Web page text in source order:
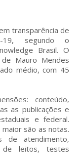
transparência de
segundo o
Brasil. O
Mauro Mendes
médio, com 45
conteúdo,
as publicações e
e federal.
são as notas.
de atendimento,
de leitos, testes